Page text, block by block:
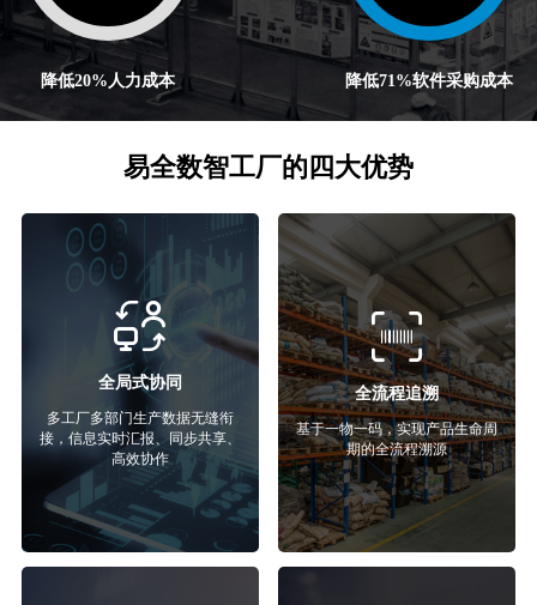
降低20%人力成本 降低71%软件采购成本
易全数智工厂的四大优势
全局式协同
多工厂多部门生产数据无缝衔
接，信息实时汇报、同步共享、
高效协作
全流程追溯
基于一物一码，实现产品生命周
期的全流程溯源